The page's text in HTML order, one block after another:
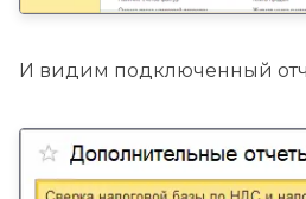
И видим подключенный